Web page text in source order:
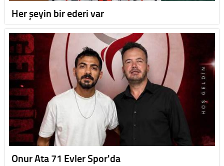
Her şeyin bir ederi var
Onur Ata 71 Evler Spor'da